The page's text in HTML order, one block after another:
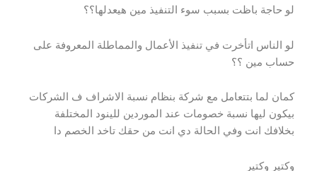
لو حاجة باظت بسبب سوء التنفيذ مين هيعدلها؟؟
لو الناس اتأخرت في تنفيذ الأعمال والمماطلة المعروفة على
حساب مين ؟؟
كمان لما بتتعامل مع شركة بنظام نسبة الاشراف ف الشركات
بيكون ليها نسبة خصومات عند الموردين للينود المختلفة
بخلافك انت وفي الحالة دي انت من حقك تاخد الخصم دا
وكتير وكتير